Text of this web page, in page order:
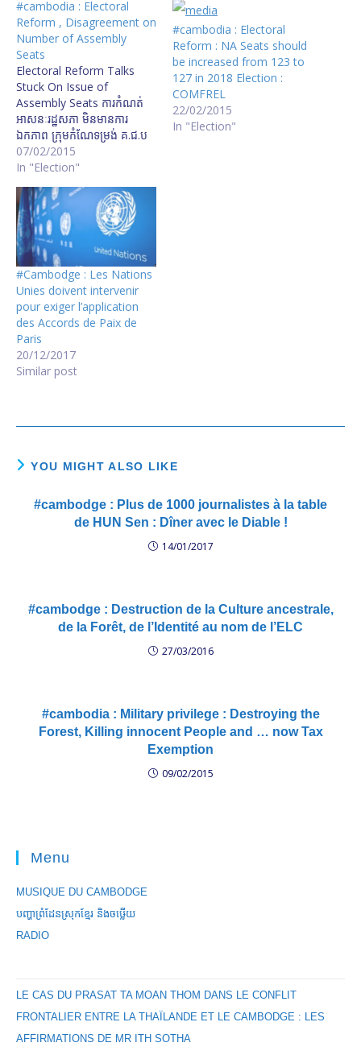
#cambodia : Electoral
Reform , Disagreement on
Number of Assembly
Seats
Electoral Reform Talks
Stuck On Issue of
Assembly Seats ការ​កំណត់​
អាសនៈ​រដ្ឋសភា​ មិនមាន​ការ​
ឯកភាព​ ក្រុម​កំណែទម្រង់ គ​.​ជ​.​ប
ជជែក​ពី​ចំណុច​សេសសល់​ចាស់​
ឡើងវិញ​តែ​រក​ច្រកចេញ​មិន​រួច​​
07/02/2015
In "Election"
#cambodia : Electoral
Reform : NA Seats should
be increased from 123 to
127 in 2018 Election :
COMFREL
22/02/2015
In "Election"
#Cambodge : Les Nations
Unies doivent intervenir
pour exiger l’application
des Accords de Paix de
Paris
20/12/2017
Similar post
YOU MIGHT ALSO LIKE
#cambodge : Plus de 1000 journalistes à la table
de HUN Sen : Dîner avec le Diable !
14/01/2017
#cambodge : Destruction de la Culture ancestrale,
de la Forêt, de l’Identité au nom de l’ELC
27/03/2016
#cambodia : Military privilege : Destroying the
Forest, Killing innocent People and … now Tax
Exemption
09/02/2015
Menu
MUSIQUE DU CAMBODGE
បញ្ហាព្រំដែនស្រុកខ្មែរ និងចឞ្លើយ
RADIO
LE CAS DU PRASAT TA MOAN THOM DANS LE CONFLIT
FRONTALIER ENTRE LA THAÏLANDE ET LE CAMBODGE : LES
AFFIRMATIONS DE MR ITH SOTHA